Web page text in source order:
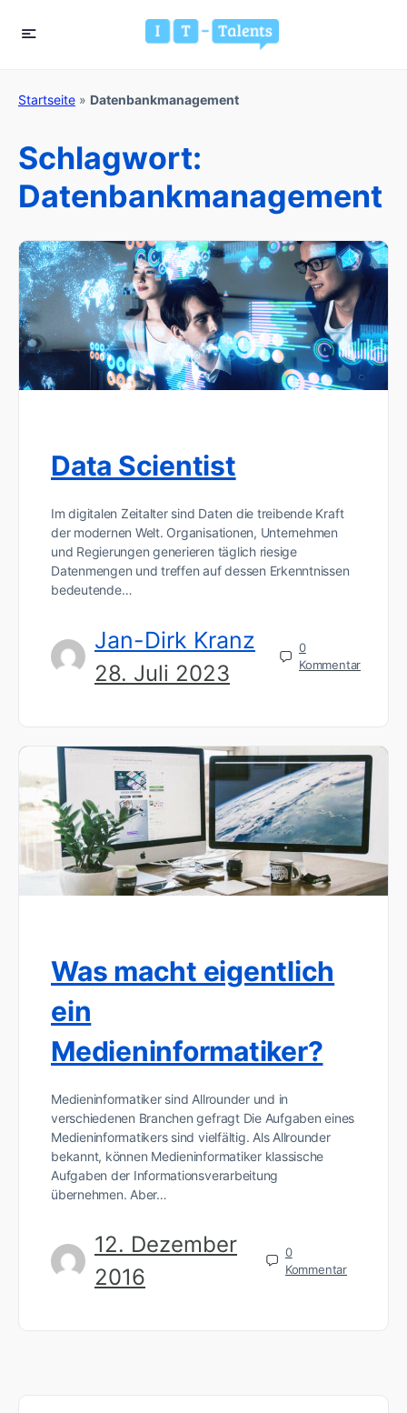
Startseite » Datenbankmanagement
Schlagwort:
Datenbankmanagement
Data Scientist
Im digitalen Zeitalter sind Daten die treibende Kraft
der modernen Welt. Organisationen, Unternehmen
und Regierungen generieren täglich riesige
Datenmengen und treffen auf dessen Erkenntnissen
bedeutende…
Jan-Dirk Kranz
28. Juli 2023
0
Kommentar
Was macht eigentlich
ein
Medieninformatiker?
Medieninformatiker sind Allrounder und in
verschiedenen Branchen gefragt Die Aufgaben eines
Medieninformatikers sind vielfältig. Als Allrounder
bekannt, können Medieninformatiker klassische
Aufgaben der Informationsverarbeitung
übernehmen. Aber…
12. Dezember
2016
0
Kommentar